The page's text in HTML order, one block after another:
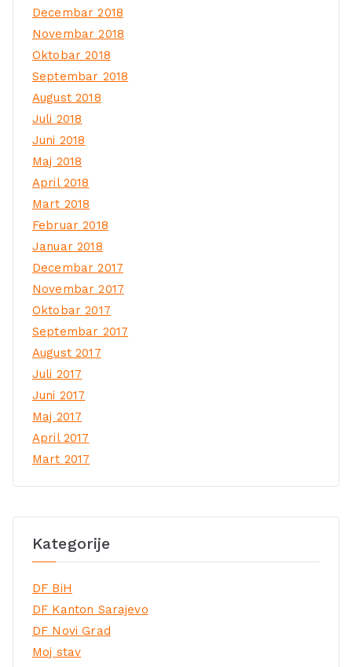
Decembar 2018
Novembar 2018
Oktobar 2018
Septembar 2018
August 2018
Juli 2018
Juni 2018
Maj 2018
April 2018
Mart 2018
Februar 2018
Januar 2018
Decembar 2017
Novembar 2017
Oktobar 2017
Septembar 2017
August 2017
Juli 2017
Juni 2017
Maj 2017
April 2017
Mart 2017
Kategorije
DF BiH
DF Kanton Sarajevo
DF Novi Grad
Moj stav